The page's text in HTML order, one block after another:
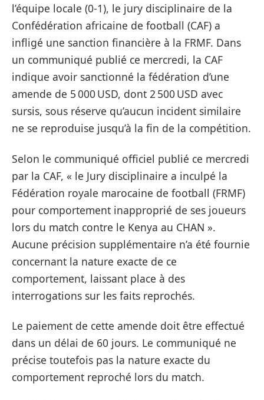
l’équipe locale (0‑1), le jury disciplinaire de la
Confédération africaine de football (CAF) a
infligé une sanction financière à la FRMF. Dans
un communiqué publié ce mercredi, la CAF
indique avoir sanctionné la fédération d’une
amende de 5 000 USD, dont 2 500 USD avec
sursis, sous réserve qu’aucun incident similaire
ne se reproduise jusqu’à la fin de la compétition.
Selon le communiqué officiel publié ce mercredi
par la CAF, « le Jury disciplinaire a inculpé la
Fédération royale marocaine de football (FRMF)
pour comportement inapproprié de ses joueurs
lors du match contre le Kenya au CHAN ».
Aucune précision supplémentaire n’a été fournie
concernant la nature exacte de ce
comportement, laissant place à des
interrogations sur les faits reprochés.
Le paiement de cette amende doit être effectué
dans un délai de 60 jours. Le communiqué ne
précise toutefois pas la nature exacte du
comportement reproché lors du match.